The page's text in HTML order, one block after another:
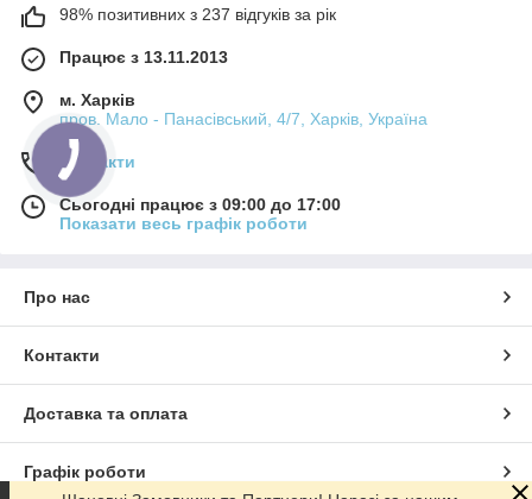
98% позитивних з 237 відгуків за рік
Працює з 13.11.2013
м. Харків
пров. Мало - Панасівський, 4/7, Харків, Україна
Контакти
Сьогодні працює з 09:00 до 17:00
Показати весь графік роботи
Про нас
Контакти
Доставка та оплата
Графік роботи